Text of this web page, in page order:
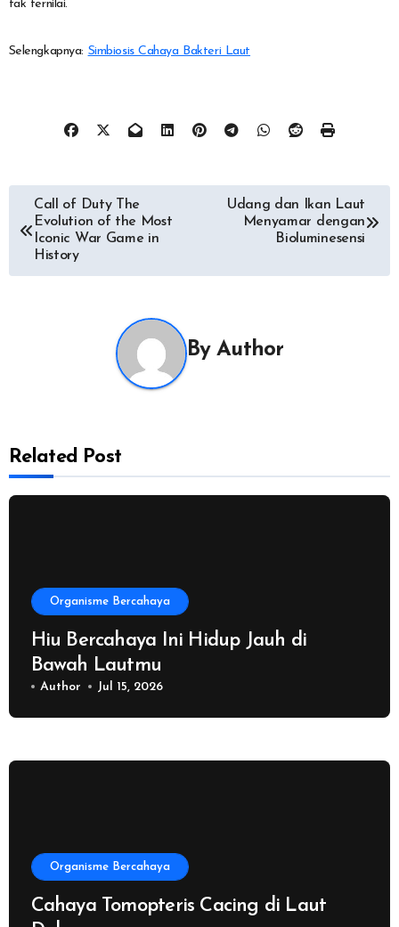
tak ternilai.
Selengkapnya: Simbiosis Cahaya Bakteri Laut
Navigasi
pos
Call of Duty The
Evolution of the Most
Iconic War Game in
History
Udang dan Ikan Laut
Menyamar dengan
Bioluminesensi
ByAuthor
Related Post
Organisme Bercahaya
Hiu Bercahaya Ini Hidup Jauh di
Bawah Lautmu
Author Jul 15, 2026
Organisme Bercahaya
Cahaya Tomopteris Cacing di Laut